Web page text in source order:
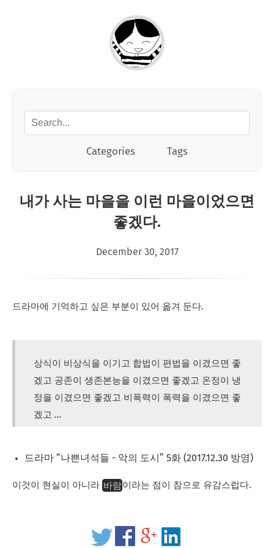
Categories Tags
내가 사는 마을을 이런 마을이었으면
좋겠다.
December 30, 2017
드라마에 기억하고 싶은 부분이 있어 옮겨 둔다.
상식이 비상식을 이기고 합법이 편법을 이겼으면 좋
겠고 공존이 생존본능을 이겼으면 좋겠고 온정이 냉
정을 이겼으면 좋겠고 비폭력이 폭력을 이겼으면 좋
겠고 …
드라마 “나쁜녀석들 - 악의 도시” 5화 (2017.12.30 방영)
이것이 현실이 아니라 바람이라는 점이 참으로 유감스럽다.